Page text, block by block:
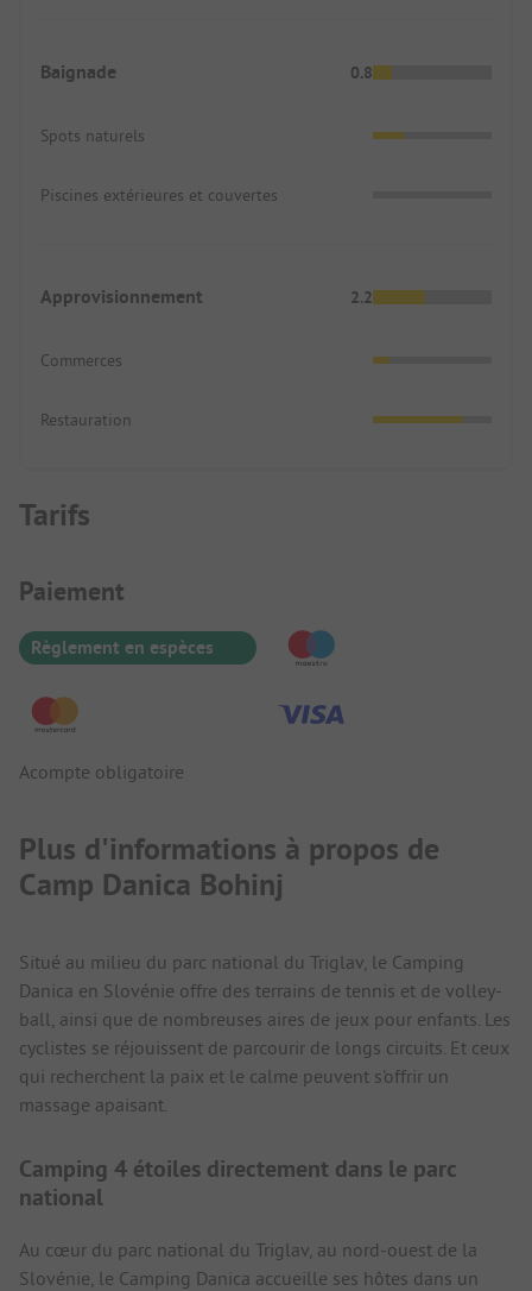
Baignade 0.8
Spots naturels
Piscines extérieures et couvertes
Approvisionnement 2.2
Commerces
Restauration
Tarifs
Informations de paiement
Paiement
Règlement en espèces
Acompte obligatoire
Plus d'informations à propos de
Camp Danica Bohinj
Situé au milieu du parc national du Triglav, le Camping
Danica en Slovénie offre des terrains de tennis et de volley-
ball, ainsi que de nombreuses aires de jeux pour enfants. Les
cyclistes se réjouissent de parcourir de longs circuits. Et ceux
qui recherchent la paix et le calme peuvent s'offrir un
massage apaisant.
Camping 4 étoiles directement dans le parc
national
Au cœur du parc national du Triglav, au nord-ouest de la
Slovénie, le Camping Danica accueille ses hôtes dans un